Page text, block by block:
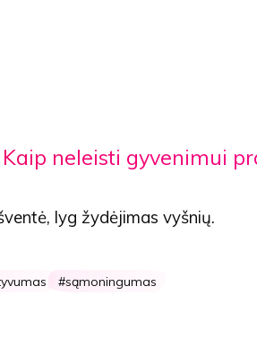
Kaip neleisti gyvenimui
lyg žydėjimas vyšnių.
sąmoningumas